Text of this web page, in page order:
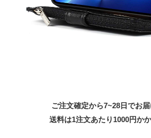
ご注文確定から7~28日でお
送料は1注文あたり 1000円か